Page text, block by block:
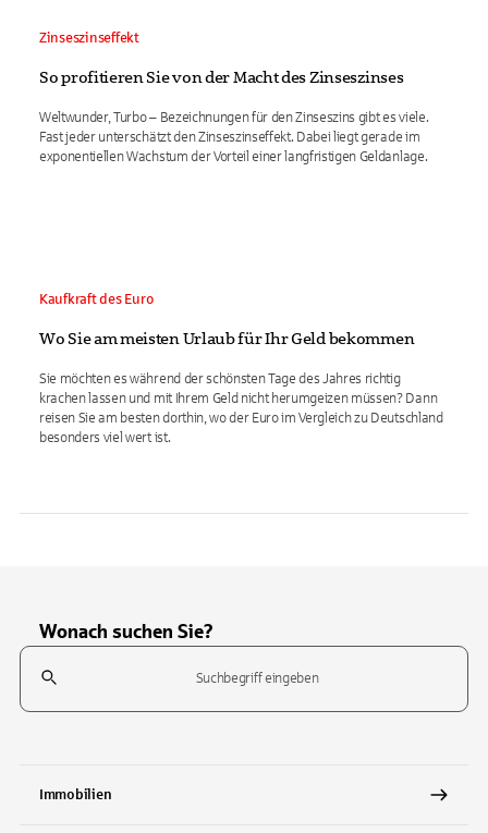
Zinseszinseffekt
So profitieren Sie von der Macht des Zinseszinses
Weltwunder, Turbo – Bezeichnungen für den Zinseszins gibt es viele.
Fast jeder unterschätzt den Zinseszinseffekt. Dabei liegt gerade im
exponentiellen Wachstum der Vorteil einer langfristigen Geldanlage.
Kaufkraft des Euro
Wo Sie am meisten Urlaub für Ihr Geld bekommen
Sie möchten es während der schönsten Tage des Jahres richtig
krachen lassen und mit Ihrem Geld nicht herumgeizen müssen? Dann
reisen Sie am besten dorthin, wo der Euro im Vergleich zu Deutschland
besonders viel wert ist.
Wonach suchen Sie?
Suchfeld
Immobilien